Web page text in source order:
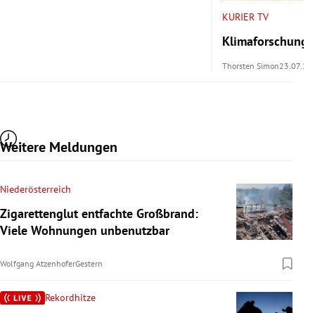
KURIER TV
Klimaforschung
Thorsten Simon
Weitere Meldungen
Niederösterreich
Zigarettenglut entfachte Großbrand:
Viele Wohnungen unbenutzbar
Wolfgang AtzenhoferGestern
Rekordhitze